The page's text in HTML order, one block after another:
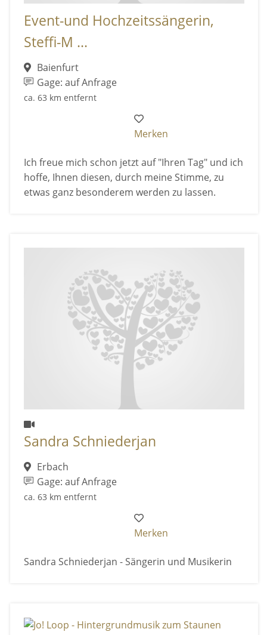
Event-und Hochzeitssängerin,
Steffi-M ...
Baienfurt
Gage: auf Anfrage
ca. 63 km entfernt
Merken
Ich freue mich schon jetzt auf "Ihren Tag" und ich
hoffe, Ihnen diesen, durch meine Stimme, zu
etwas ganz besonderem werden zu lassen.
Sandra Schniederjan
Erbach
Gage: auf Anfrage
ca. 63 km entfernt
Merken
Sandra Schniederjan - Sängerin und Musikerin